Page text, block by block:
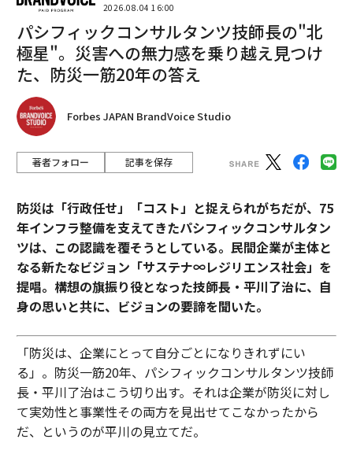
2026.08.04 16:00
パシフィックコンサルタンツ技師長の"北
極星"。災害への無力感を乗り越え見つけ
た、防災一筋20年の答え
Forbes JAPAN BrandVoice Studio
著者フォロー 記事を保存
防災は「行政任せ」「コスト」と捉えられがちだが、75
年インフラ整備を支えてきたパシフィックコンサルタン
ツは、この認識を覆そうとしている。民間企業が主体と
なる新たなビジョン「サステナ∞レジリエンス社会」を
提唱。構想の旗振り役となった技師長・平川了治に、自
身の思いと共に、ビジョンの要諦を聞いた。
「防災は、企業にとって自分ごとになりきれずにい
る」。防災一筋20年、パシフィックコンサルタンツ技師
長・平川了治はこう切り出す。それは企業が防災に対し
て実効性と事業性その両方を見出せてこなかったから
だ、というのが平川の見立てだ。